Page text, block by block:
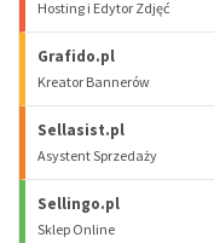
Hosting i Edytor Zdjęć
Grafido.pl
Kreator Bannerów
Sellasist.pl
Asystent Sprzedaży
Sellingo.pl
Sklep Online